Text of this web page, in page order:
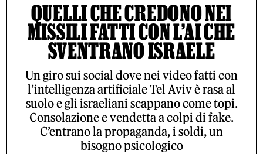
QUELLI CHE CREDONO NEI
MISSILI FATTI CON L’AI CHE
SVENTRANO ISRAELE
Un giro sui social dove nei video fatti con
l’intelligenza artificiale Tel Aviv è rasa al
suolo e gli israeliani scappano come topi.
Consolazione e vendetta a colpi di fake.
C’entrano la propaganda, i soldi, un
bisogno psicologico